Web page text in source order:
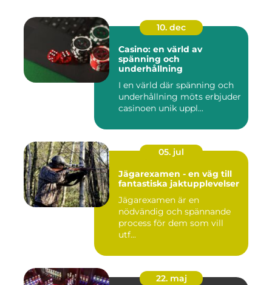
10. dec
Casino: en värld av
spänning och
underhållning
I en värld där spänning och
underhållning möts erbjuder
casinoen unik uppl...
05. jul
Jägarexamen - en väg till
fantastiska jaktupplevelser
Jägarexamen är en
nödvändig och spännande
process för dem som vill
utf...
22. maj